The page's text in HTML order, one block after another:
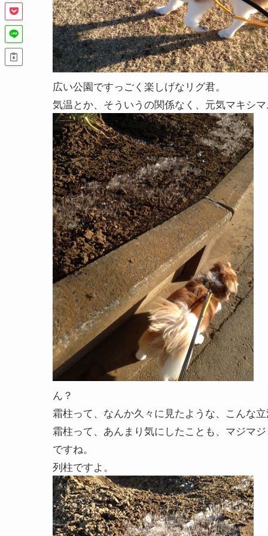
広い公園ですっごく楽しげなリグ君。
気温とか、そういうの関係なく、元気マキシ
ん？
霜柱って、なんか久々に見たような、こんな
霜柱って、あんまり気にしたことも、マジマ
ですね。
列柱ですよ。